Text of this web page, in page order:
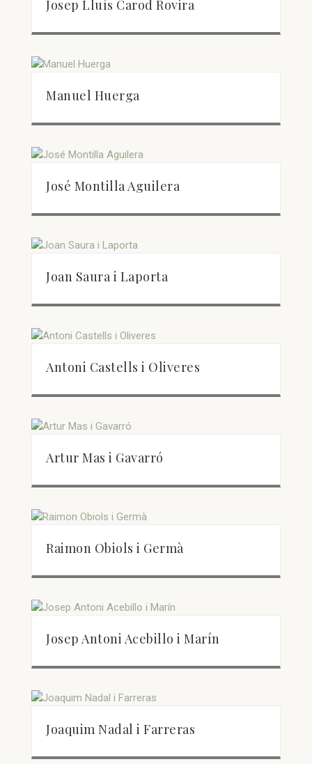
Josep Lluís Carod Rovira
Manuel Huerga
José Montilla Aguilera
Joan Saura i Laporta
Antoni Castells i Oliveres
Artur Mas i Gavarró
Raimon Obiols i Germà
Josep Antoni Acebillo i Marín
Joaquim Nadal i Farreras